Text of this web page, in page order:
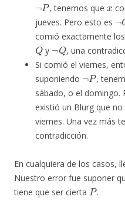
, tenemos que
jueves. Pero esto es
¬
comió exactamente
Q
y
¬Q
, una
Si comió el viernes,
suponiendo
¬P
,
sábado, o el domingo.
existió un Blurg que
viernes. Una vez más
contradicción.
En cualquiera de los casos,
Nuestro error fue suponer
tiene que ser cierta
P
.